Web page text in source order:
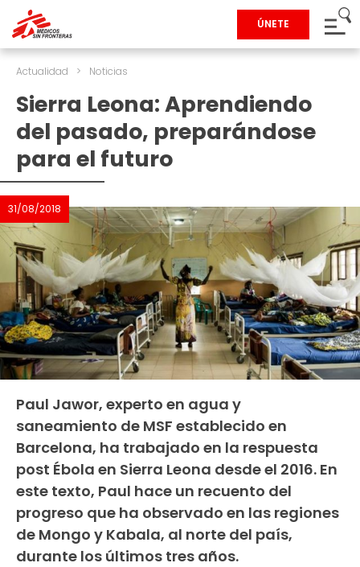
ÚNETE
Actualidad > Noticias
Sierra Leona: Aprendiendo
del pasado, preparándose
para el futuro
31/08/2018
Paul Jawor, experto en agua y
saneamiento de MSF establecido en
Barcelona, ha trabajado en la respuesta
post Ébola en Sierra Leona desde el 2016. En
este texto, Paul hace un recuento del
progreso que ha observado en las regiones
de Mongo y Kabala, al norte del país,
durante los últimos tres años.